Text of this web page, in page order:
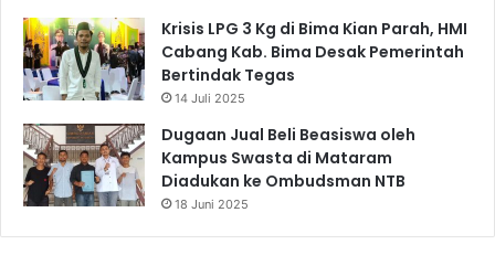
Krisis LPG 3 Kg di Bima Kian Parah, HMI
Cabang Kab. Bima Desak Pemerintah
Bertindak Tegas
14 Juli 2025
Dugaan Jual Beli Beasiswa oleh
Kampus Swasta di Mataram
Diadukan ke Ombudsman NTB
18 Juni 2025